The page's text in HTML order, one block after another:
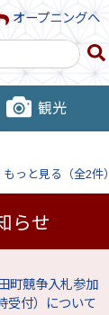
オープニングへ
観光
もっと見る（全2件）
らせ
町競争入札参加
受付）について